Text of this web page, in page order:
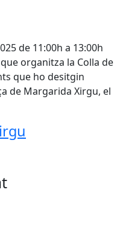
de 11:00h a 13:00h
organitza la Colla de
que ho desitgin
de Margarida Xirgu, el